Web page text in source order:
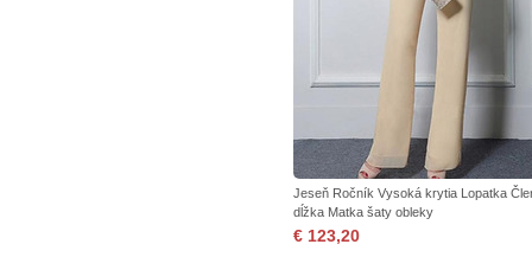
Jeseň Ročník Vysoká krytia Lopatka
dĺžka Matka šaty obleky
€ 123,20